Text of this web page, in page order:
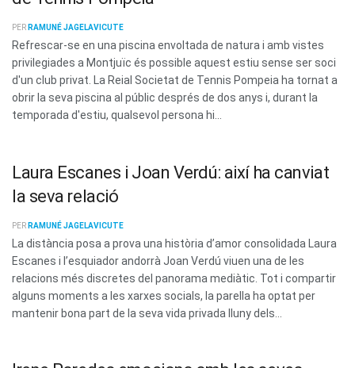
PER RAMUNÉ JAGELAVICUTE
Refrescar-se en una piscina envoltada de natura i amb vistes
privilegiades a Montjuïc és possible aquest estiu sense ser soci
d'un club privat. La Reial Societat de Tennis Pompeia ha tornat a
obrir la seva piscina al públic després de dos anys i, durant la
temporada d'estiu, qualsevol persona hi...
Laura Escanes i Joan Verdú: així ha canviat
la seva relació
PER RAMUNÉ JAGELAVICUTE
La distància posa a prova una història d’amor consolidada Laura
Escanes i l’esquiador andorrà Joan Verdú viuen una de les
relacions més discretes del panorama mediàtic. Tot i compartir
alguns moments a les xarxes socials, la parella ha optat per
mantenir bona part de la seva vida privada lluny dels...